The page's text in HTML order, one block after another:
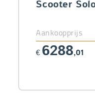
Scooter
Aankoopprijs
€ 6288,01